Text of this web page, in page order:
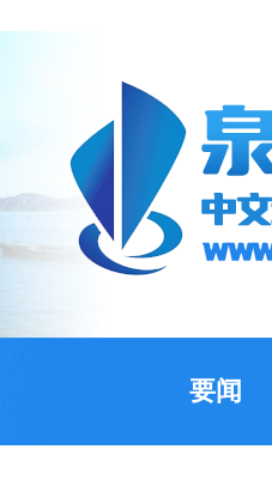
要闻